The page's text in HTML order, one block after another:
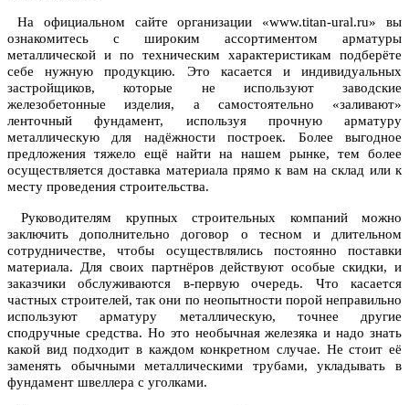
На официальном сайте организации «www.titan-ural.ru» вы
ознакомитесь с широким ассортиментом арматуры
металлической и по техническим характеристикам подберёте
себе нужную продукцию. Это касается и индивидуальных
застройщиков, которые не используют заводские
железобетонные изделия, а самостоятельно «заливают»
ленточный фундамент, используя прочную арматуру
металлическую для надёжности построек. Более выгодное
предложения тяжело ещё найти на нашем рынке, тем более
осуществляется доставка материала прямо к вам на склад или к
месту проведения строительства.
Руководителям крупных строительных компаний можно
заключить дополнительно договор о тесном и длительном
сотрудничестве, чтобы осуществлялись постоянно поставки
материала. Для своих партнёров действуют особые скидки, и
заказчики обслуживаются в-первую очередь. Что касается
частных строителей, так они по неопытности порой неправильно
используют арматуру металлическую, точнее другие
сподручные средства. Но это необычная железяка и надо знать
какой вид подходит в каждом конкретном случае. Не стоит её
заменять обычными металлическими трубами, укладывать в
фундамент швеллера с уголками.